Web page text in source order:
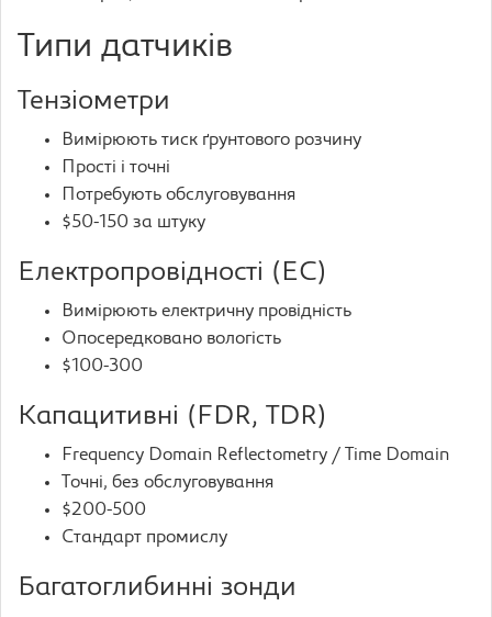
Типи датчиків
Тензіометри
Вимірюють тиск ґрунтового розчину
Прості і точні
Потребують обслуговування
$50-150 за штуку
Електропровідності (EC)
Вимірюють електричну провідність
Опосередковано вологість
$100-300
Капацитивні (FDR, TDR)
Frequency Domain Reflectometry / Time Domain
Точні, без обслуговування
$200-500
Стандарт промислу
Багатоглибинні зонди